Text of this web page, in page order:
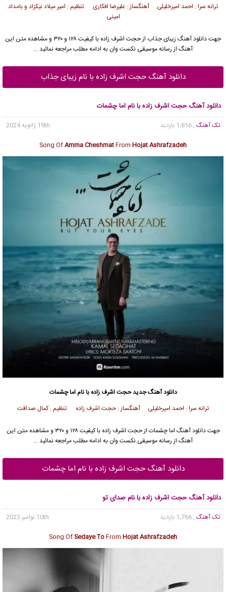
ترانه سرا : احمد امیرخلیلی آهنگساز : علیرضا افکاری تنظیم : امیر میلاد نیکزاد و بامداد
امینی
جهت دانلود آهنگ زیبای جذاب از حجت اشرف زاده با کیفیت ۱۲۸ و ۳۲۰ و مشاهده متن این
آهنگ از رسانه موسیقی نکست وان به ادامه مطلب مراجعه نمائید …
دانلود آهنگ حجت اشرف زاده با نام زیبای جذاب
دانلود آهنگ حجت اشرف زاده با نام اما چشمات
تک آهنگ , 1,816 بازدید
19th ژانویه 2024
Song OfAmma CheshmatFrom Hojat Ashrafzadeh
دانلود آهنگجدید حجت اشرف زاده با نام اما چشمات
ترانه سرا : احمد امیرخلیلی آهنگساز : حجت اشرف زاده تنظیم : کمال صداقت
جهت دانلود آهنگ اما چشمات از حجت اشرف زاده با کیفیت ۱۲۸ و ۳۲۰ و مشاهده متن این
آهنگ از رسانه موسیقی نکست وان به ادامه مطلب مراجعه نمائید …
دانلود آهنگ حجت اشرف زاده با نام اما چشمات
دانلود آهنگ حجت اشرف زاده با نام صدای تو
تک آهنگ , 1,766 بازدید
10th نوامبر 2023
Song Of Sedaye ToFrom Hojat Ashrafzadeh